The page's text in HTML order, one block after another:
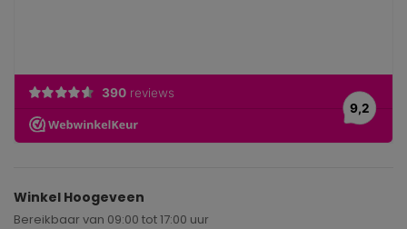
Winkel Hoogeveen
Bereikbaar van 09:00 tot 17:00 uur